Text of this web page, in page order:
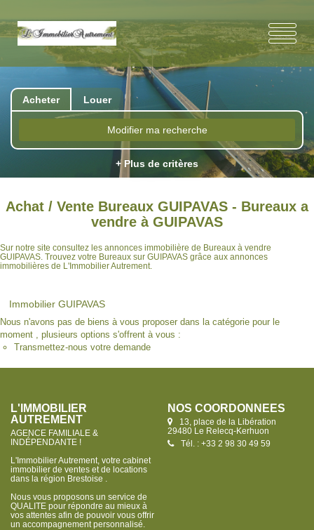
Acheter Louer
Modifier ma recherche
+ Plus de critères
Achat / Vente Bureaux GUIPAVAS - Bureaux a
vendre à GUIPAVAS
Sur notre site consultez les annonces immobilière de Bureaux à vendre
GUIPAVAS. Trouvez votre Bureaux sur GUIPAVAS grâce aux annonces
immobilières de L'Immobilier Autrement.
Immobilier GUIPAVAS
Nous n'avons pas de biens à vous proposer dans la catégorie pour le
moment , plusieurs options s'offrent à vous :
Transmettez-nous votre demande
L'IMMOBILIER
AUTREMENT
AGENCE FAMILIALE &
INDÉPENDANTE !
L'Immobilier Autrement, votre cabinet
immobilier de ventes et de locations
dans la région Brestoise .
Nous vous proposons un service de
QUALITE pour répondre au mieux à
vos attentes afin de pouvoir vous offrir
un accompagnement personnalisé.
NOS COORDONNÉES
13, place de la Libération
29480 Le Relecq-Kerhuon
Tél. : +33 2 98 30 49 59